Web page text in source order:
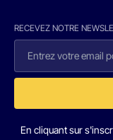
RECEVEZ NOTRE
En cliquant sur